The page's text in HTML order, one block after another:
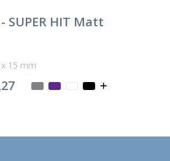
SUPER HIT Matt
15 mm